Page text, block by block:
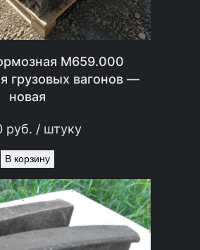
М659.000
грузовых вагонов —
новая
руб. / штуку
В корзину